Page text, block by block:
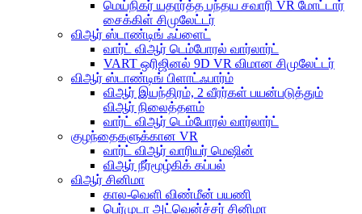
மெய்நிகர் யதார்த்த பந்தய சவாரி VR மோட்டார்
சைக்கிள் சிமுலேட்டர்
விஆர் ஸ்டாண்டிங் ஃப்ளைட்
வார்ட் விஆர் டெம்போரல் வார்லார்ட்
VART ஒரிஜினல் 9D VR விமான சிமுலேட்டர்
விஆர் ஸ்டாண்டிங் பிளாட்ஃபார்ம்
விஆர் இயந்திரம், 2 வீரர்கள் பயன்படுத்தும்
விஆர் நிலைத்தளம்
வார்ட் விஆர் டெம்போரல் வார்லார்ட்
குழந்தைகளுக்கான VR
வார்ட் விஆர் வாரியர் மெஷின்
விஆர் நீர்மூழ்கிக் கப்பல்
விஆர் சினிமா
கால-வெளி விண்மீன் பயணி
பெர்முடா அட்வென்ச்சர் சினிமா